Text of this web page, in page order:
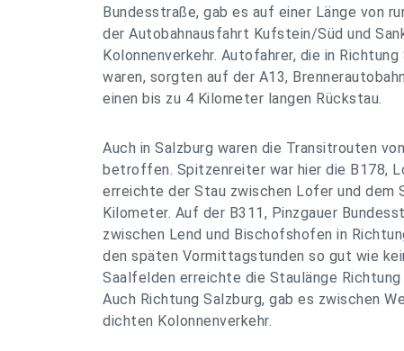
Bundesstraße, gab es auf einer Länge von
der Autobahnausfahrt Kufstein/Süd und
Kolonnenverkehr. Autofahrer, die in
waren, sorgten auf der A13,
einen bis zu 4 Kilometer langen Rückstau.
Auch in Salzburg waren die Transitrouten
betroffen. Spitzenreiter war hier die B178,
erreichte der Stau zwischen Lofer und dem
Kilometer. Auf der B311, Pinzgauer
zwischen Lend und Bischofshofen in
den späten Vormittagstunden so gut wie
Saalfelden erreichte die Staulänge
Auch Richtung Salzburg, gab es zwischen
dichten Kolonnenverkehr.